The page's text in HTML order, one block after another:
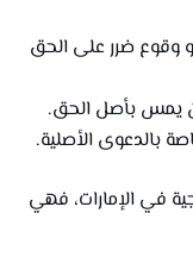
وقوع ضرر على الحق
يمس بأصل الحق.
بالدعوى الأصلية.
في الإمارات، فهي